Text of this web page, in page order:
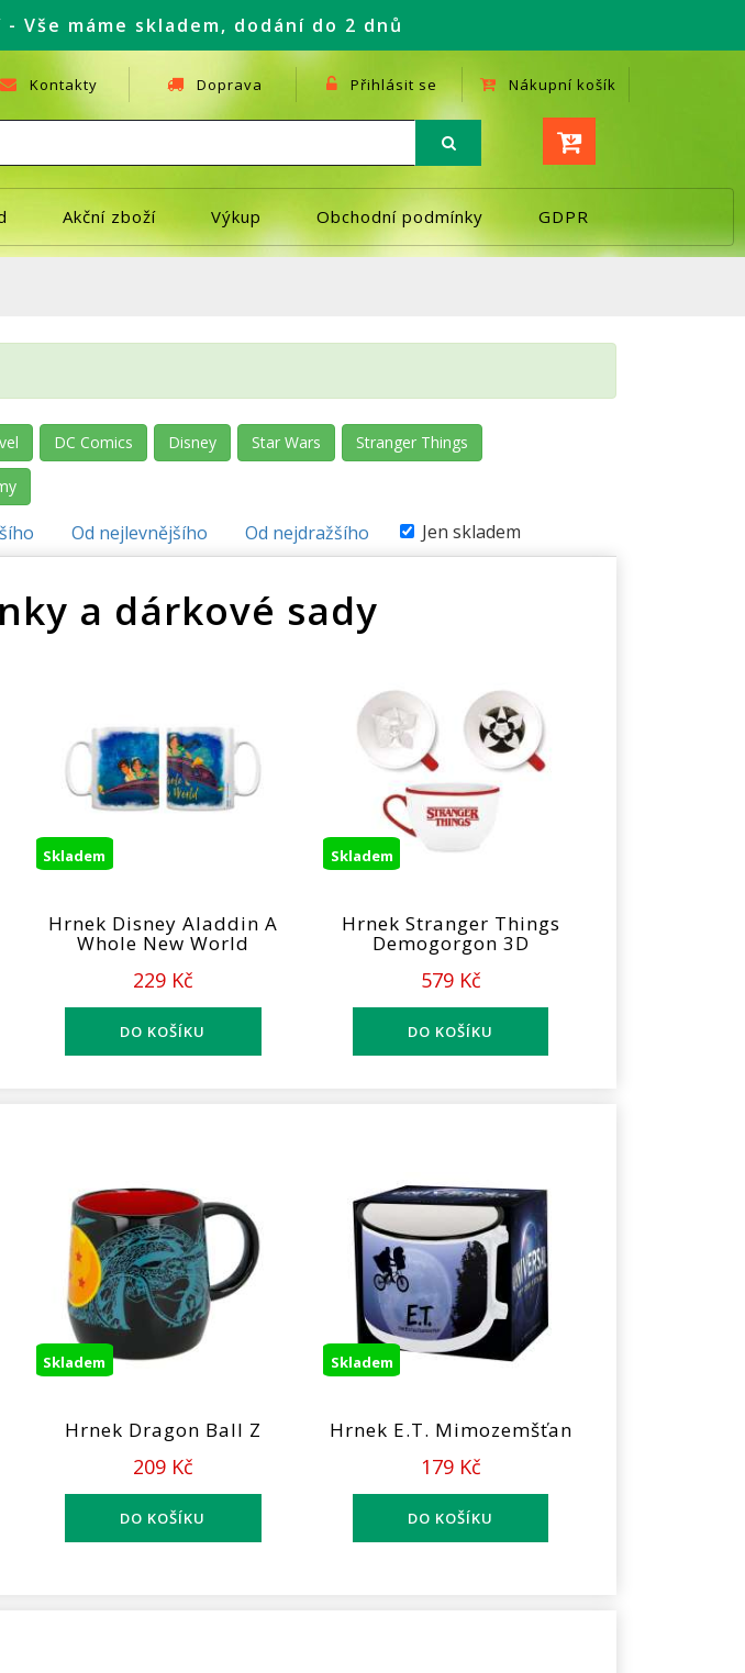
Vše máme skladem, dodání do 2 dnů
Kontakty Doprava Přihlásit se Nákupní košík
Akční zboží Výkup Obchodní podmínky GDPR
DC Comics Disney Star Wars Stranger Things
Od nejlevnějšího Od nejdražšího Jen skladem
a dárkové sady
Skladem
Hrnek Disney Aladdin A
Whole New World
229 Kč
Skladem
Hrnek Stranger Things
Demogorgon 3D
579 Kč
Skladem
Hrnek Dragon Ball Z
209 Kč
Skladem
Hrnek E.T. Mimozemšťan
179 Kč